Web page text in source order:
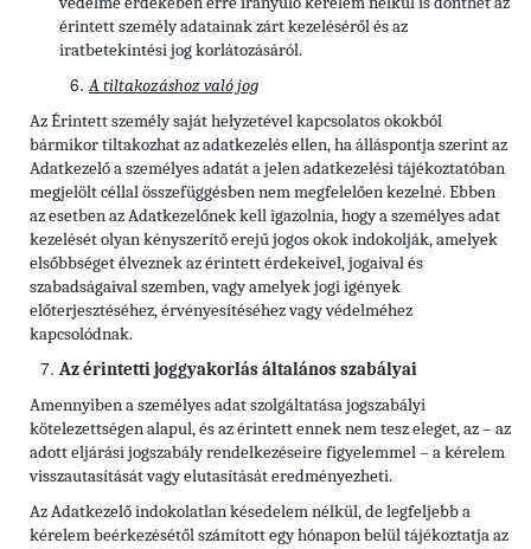
érintett személy adatainak zárt kezeléséről és az
iratbetekintési jog korlátozásáról.
A tiltakozáshoz való jog
Az Érintett személy saját helyzetével kapcsolatos okokból
bármikor tiltakozhat az adatkezelés ellen, ha álláspontja szerint az
Adatkezelő a személyes adatát a jelen adatkezelési tájékoztatóban
megjelölt céllal összefüggésben nem megfelelően kezelné. Ebben
az esetben az Adatkezelőnek kell igazolnia, hogy a személyes adat
kezelését olyan kényszerítő erejű jogos okok indokolják, amelyek
elsőbbséget élveznek az érintett érdekeivel, jogaival és
szabadságaival szemben, vagy amelyek jogi igények
előterjesztéséhez, érvényesítéséhez vagy védelméhez
kapcsolódnak.
Az érintetti joggyakorlás általános szabályai
Amennyiben a személyes adat szolgáltatása jogszabályi
kötelezettségen alapul, és az érintett ennek nem tesz eleget, az – az
adott eljárási jogszabály rendelkezéseire figyelemmel – a kérelem
visszautasítását vagy elutasítását eredményezheti.
Az Adatkezelő indokolatlan késedelem nélkül, de legfeljebb a
kérelem beérkezésétől számított egy hónapon belül tájékoztatja az